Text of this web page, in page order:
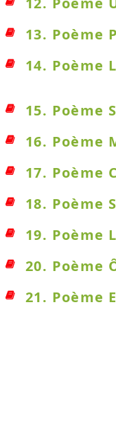
13. Poème
14. Poème
15. Poème
16. Poème
17. Poème
18. Poème
19. Poème
20. Poème
21. Poème